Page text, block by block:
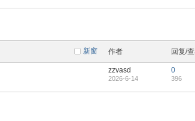
新窗 作者 回复/
zzvasd
2026-6-14
0
396